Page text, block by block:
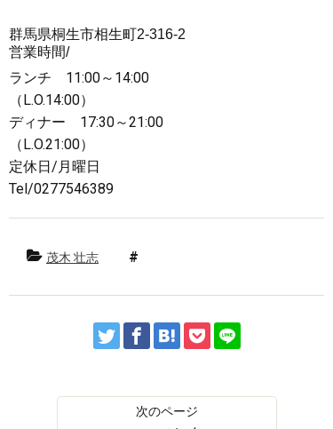
群馬県桐生市相生町2-316-2
営業時間/
ランチ 11:00～14:00
（L.O.14:00）
ディナー 17:30～21:00
（L.O.21:00）
定休日/月曜日
Tel/0277546389
茂木 壮志